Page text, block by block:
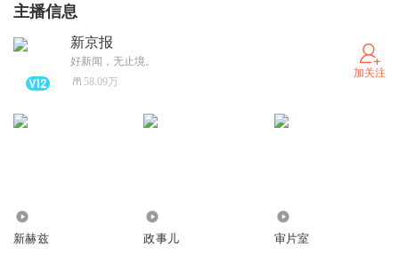
科幻科普教育在培养青少年科技素养和创新精神方面发挥着
重要作用。本次大会将举办多场科幻科普教育论坛，首次设
北京科幻产业报告将发布
大会专设产业促进活动板块，举办科幻星球奖获奖企业投资
路演活动，众多重点项目单位与科幻企业将发布一批具有突
主播信息
新京报
好新闻，无止境。
58.09万
加关注
新赫兹 政事儿 审片室